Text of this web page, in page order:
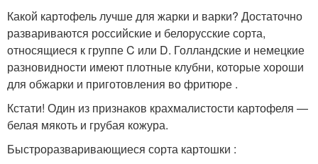
Какой картофель лучше для жарки и варки? Достаточно
развариваются российские и белорусские сорта,
относящиеся к группе C или D. Голландские и немецкие
разновидности имеют плотные клубни, которые хороши
для обжарки и приготовления во фритюре .
Кстати! Один из признаков крахмалистости картофеля —
белая мякоть и грубая кожура.
Быстроразваривающиеся сорта картошки :